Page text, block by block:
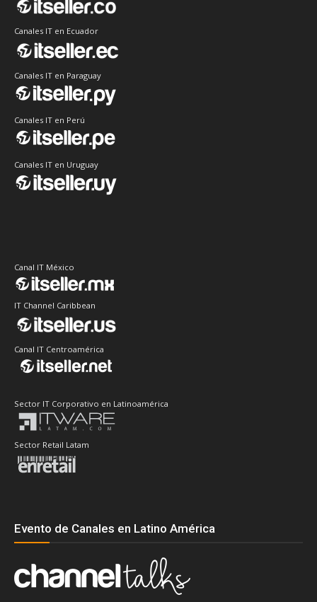
Canales IT en Ecuador
Canales IT en Paraguay
Canales IT en Perú
Canales IT en Uruguay
Canal IT México
IT Channel Caribbean
Canal IT Centroamérica
Sector IT Corporativo en Latinoamérica
Sector Retail Latam
Evento de Canales en Latino América